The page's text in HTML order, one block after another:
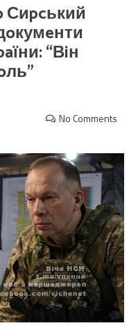
Сиpcький
“Вiн
No Comments